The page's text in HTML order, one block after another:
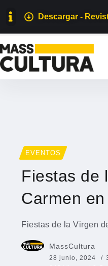
Descargar -
EVENTOS
Fiestas de
Carmen en
Fiestas de la Virgen
MassCultura
28 junio, 2024